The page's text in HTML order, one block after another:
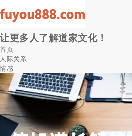
让更多人了解道家文化！
首页
人际关系
情感